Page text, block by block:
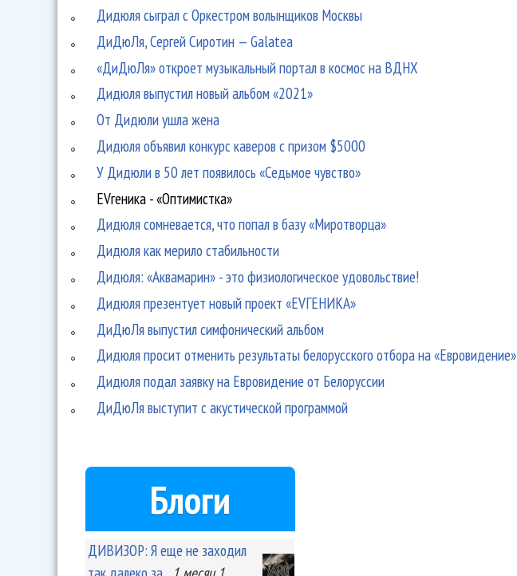
Дидюля сыграл с Оркестром волынщиков Москвы
ДиДюЛя, Сергей Сиротин — Galatea
«ДиДюЛя» откроет музыкальный портал в космос на ВДНХ
Дидюля выпустил новый альбом «2021»
От Дидюли ушла жена
Дидюля объявил конкурс каверов с призом $5000
У Дидюли в 50 лет появилось «Седьмое чувство»
EVгеника - «Оптимистка»
Дидюля сомневается, что попал в базу «Миротворца»
Дидюля как мерило стабильности
Дидюля: «Аквамарин» - это физиологическое удовольствие!
Дидюля презентует новый проект «ЕVГЕНИКА»
ДиДюЛя выпустил симфонический альбом
Дидюля просит отменить результаты белорусского отбора на «Евровидение»
Дидюля подал заявку на Евровидение от Белоруссии
ДиДюЛя выступит с акустической программой
Блоги
ДИВИЗОР: Я еще не заходил